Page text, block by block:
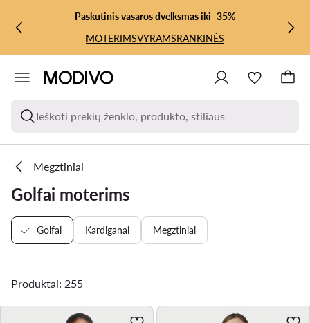
PEREITI PRIE PAGRINDINIO TURINIO
PEREITI Į PAIEŠKĄPaskutinis vasaros dvelksmas iki -35%
MOTERIMSVYRAMSRANKINĖS
Ieškoti prekių ženklo, produkto, stiliaus
Megztiniai
Golfai moterims
Golfai Kardiganai Megztiniai
Produktai: 255